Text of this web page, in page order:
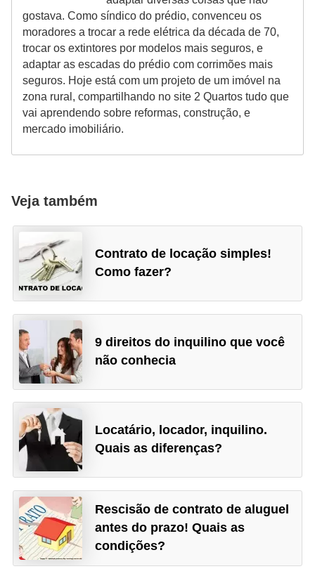
gostava. Como síndico do prédio, convenceu os
moradores a trocar a rede elétrica da década de 70,
trocar os extintores por modelos mais seguros, e
adaptar as escadas do prédio com corrimões mais
seguros. Hoje está com um projeto de um imóvel na
zona rural, compartilhando no site 2 Quartos tudo que
vai aprendendo sobre reformas, construção, e
mercado imobiliário.
Veja também
Contrato de locação simples!
Como fazer?
9 direitos do inquilino que você
não conhecia
Locatário, locador, inquilino.
Quais as diferenças?
Rescisão de contrato de aluguel
antes do prazo! Quais as
condições?